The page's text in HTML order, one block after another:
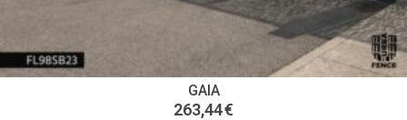
GAIA
263,44€